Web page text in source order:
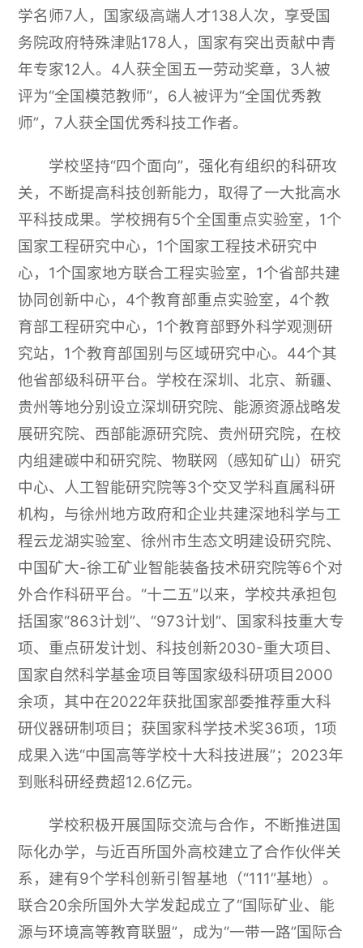
学名师7人，国家级高端人才138人次，享受国
务院政府特殊津贴178人，国家有突出贡献中青
年专家12人。4人获全国五一劳动奖章，3人被
评为“全国模范教师”，6人被评为“全国优秀教
师”，7人获全国优秀科技工作者。
学校坚持“四个面向”，强化有组织的科研攻
关，不断提高科技创新能力，取得了一大批高水
平科技成果。学校拥有5个全国重点实验室，1个
国家工程研究中心，1个国家工程技术研究中
心，1个国家地方联合工程实验室，1个省部共建
协同创新中心，4个教育部重点实验室，4个教
育部工程研究中心，1个教育部野外科学观测研
究站，1个教育部国别与区域研究中心。44个其
他省部级科研平台。学校在深圳、北京、新疆、
贵州等地分别设立深圳研究院、能源资源战略发
展研究院、西部能源研究院、贵州研究院，在校
内组建碳中和研究院、物联网（感知矿山）研究
中心、人工智能研究院等3个交叉学科直属科研
机构，与徐州地方政府和企业共建深地科学与工
程云龙湖实验室、徐州市生态文明建设研究院、
中国矿大-徐工矿业智能装备技术研究院等6个对
外合作科研平台。“十二五”以来，学校共承担包
括国家“863计划”、“973计划”、国家科技重大专
项、重点研发计划、科技创新2030-重大项目、
国家自然科学基金项目等国家级科研项目2000
余项，其中在2022年获批国家部委推荐重大科
研仪器研制项目；获国家科学技术奖36项，1项
成果入选“中国高等学校十大科技进展”；2023年
到账科研经费超12.6亿元。
学校积极开展国际交流与合作，不断推进国
际化办学，与近百所国外高校建立了合作伙伴关
系，建有9个学科创新引智基地（“111”基地）。
联合20余所国外大学发起成立了“国际矿业、能
源与环境高等教育联盟”，成为“一带一路”国际合